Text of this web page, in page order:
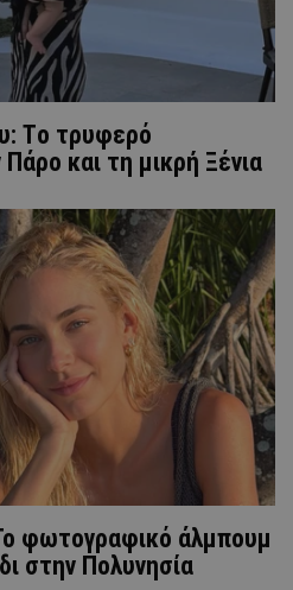
Tο τρυφερό
και τη μικρή Ξένια
φωτογραφικό άλμπουμ
στην Πολυνησία